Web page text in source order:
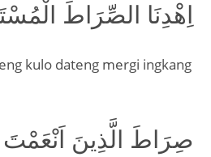
اِهْدِنَا الصِّرَاطَ
kulo dateng mergi ingkang
صِرَاطَ الَّذِينَ اَنْعَمْتَ